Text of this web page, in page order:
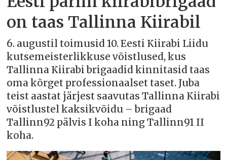
on taas Tallinna Kiirabil
6. augustil toimusid 10. Eesti Kiirabi Liidu
kutsemeisterlikkuse võistlused, kus
Tallinna Kiirabi brigaadid kinnitasid taas
oma kõrget professionaalset taset. Juba
teist aastat järjest saavutas Tallinna Kiirabi
võistlustel kaksikvõidu – brigaad
Tallinn92 pälvis I koha ning Tallinn91 II
koha.